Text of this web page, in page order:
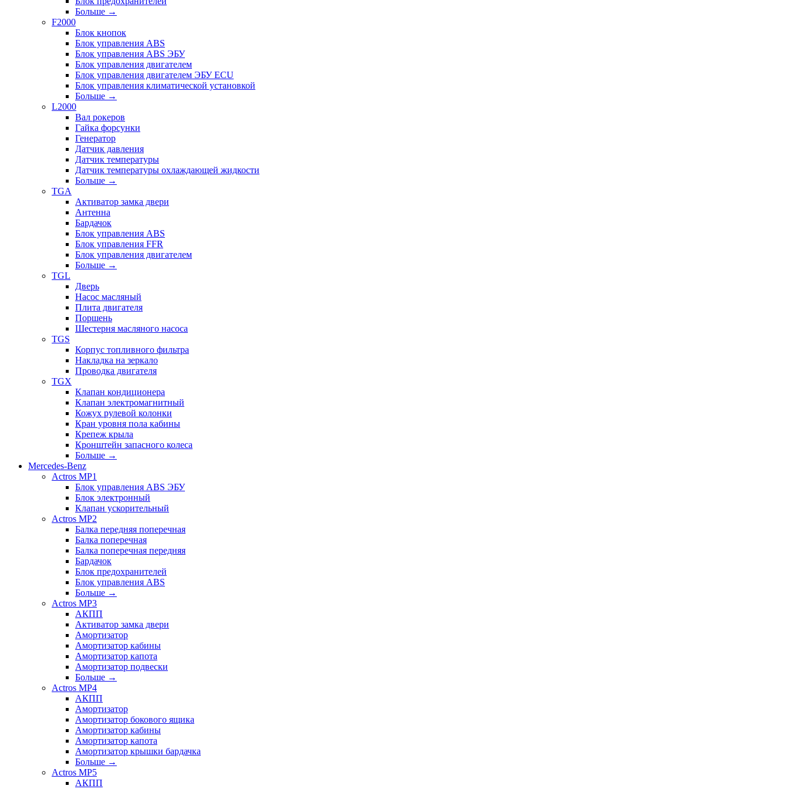
Больше →
F2000
Блок кнопок
Блок управления ABS
Блок управления ABS ЭБУ
Блок управления двигателем
Блок управления двигателем ЭБУ ECU
Блок управления климатической установкой
Больше →
L2000
Вал рокеров
Гайка форсунки
Генератор
Датчик давления
Датчик температуры
Датчик температуры охлаждающей жидкости
Больше →
TGA
Активатор замка двери
Антенна
Бардачок
Блок управления ABS
Блок управления FFR
Блок управления двигателем
Больше →
TGL
Дверь
Насос масляный
Плита двигателя
Поршень
Шестерня масляного насоса
TGS
Корпус топливного фильтра
Накладка на зеркало
Проводка двигателя
TGX
Клапан кондиционера
Клапан электромагнитный
Кожух рулевой колонки
Кран уровня пола кабины
Крепеж крыла
Кронштейн запасного колеса
Больше →
Mercedes-Benz
Actros MP1
Блок управления ABS ЭБУ
Блок электронный
Клапан ускорительный
Actros MP2
Балка передняя поперечная
Балка поперечная
Балка поперечная передняя
Бардачок
Блок предохранителей
Блок управления ABS
Больше →
Actros MP3
АКПП
Активатор замка двери
Амортизатор
Амортизатор кабины
Амортизатор капота
Амортизатор подвески
Больше →
Actros MP4
АКПП
Амортизатор
Амортизатор бокового ящика
Амортизатор кабины
Амортизатор капота
Амортизатор крышки бардачка
Больше →
Actros MP5
АКПП